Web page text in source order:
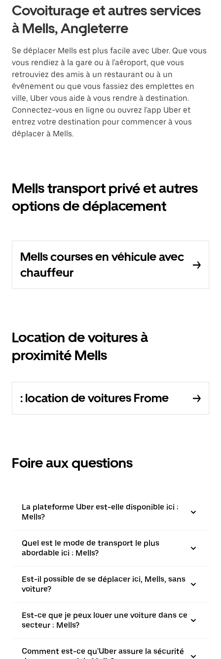
Covoiturage et autres services
à Mells, Angleterre
Se déplacer Mells est plus facile avec Uber. Que vous
vous rendiez à la gare ou à l'aéroport, que vous
retrouviez des amis à un restaurant ou à un
événement ou que vous fassiez des emplettes en
ville, Uber vous aide à vous rendre à destination.
Connectez-vous en ligne ou ouvrez l'app Uber et
entrez votre destination pour commencer à vous
déplacer à Mells.
Mells transport privé et autres
options de déplacement
Mells courses en véhicule avec
chauffeur
Location de voitures à
proximité Mells
: location de voitures Frome
Foire aux questions
La plateforme Uber est-elle disponible ici :
Mells?
Quel est le mode de transport le plus
abordable ici : Mells?
Est-il possible de se déplacer ici, Mells, sans
voiture?
Est-ce que je peux louer une voiture dans ce
secteur : Mells?
Comment est-ce qu'Uber assure la sécurité